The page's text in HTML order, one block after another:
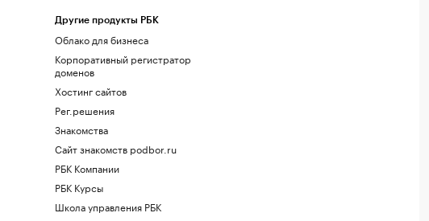
Другие продукты РБК
Облако для бизнеса
Корпоративный регистратор
доменов
Хостинг сайтов
Рег.решения
Знакомства
Сайт знакомств podbor.ru
РБК Компании
РБК Курсы
Школа управления РБК